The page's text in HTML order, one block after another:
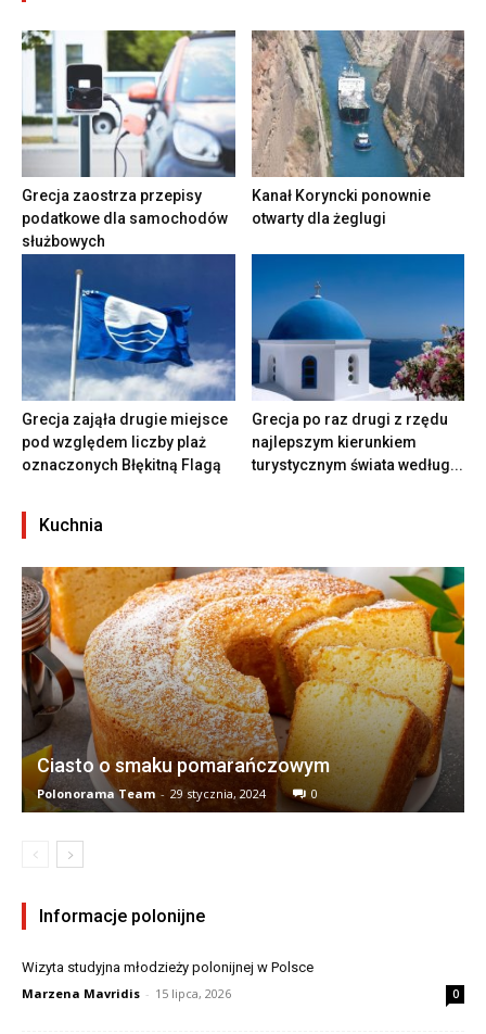
Grecja zaostrza przepisy
podatkowe dla samochodów
służbowych
Kanał Koryncki ponownie
otwarty dla żeglugi
Grecja zająła drugie miejsce
pod względem liczby plaż
oznaczonych Błękitną Flagą
Grecja po raz drugi z rzędu
najlepszym kierunkiem
turystycznym świata według...
Kuchnia
Ciasto o smaku pomarańczowym
Polonorama Team - 29 stycznia, 2024 0
Informacje polonijne
Wizyta studyjna młodzieży polonijnej w Polsce
Marzena Mavridis - 15 lipca, 2026 0